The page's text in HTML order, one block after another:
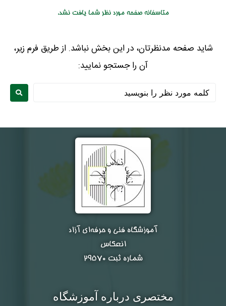
متاسفانه صفحه مورد نظر شما یافت نشد.
شاید صفحه مدنظرتان، در این بخش نباشد. از طریق فرم زیر،
آن را جستجو نمایید:
آموزشگاه فنی و حرفه‌ای آزاد
انعکاس
شماره ثبت ۲۹۵۷۰
مختصری درباره آموزشگاه
نام و نام خانوادگی : *